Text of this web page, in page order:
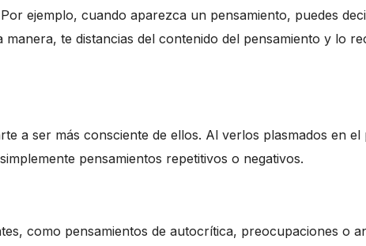
ejemplo, cuando aparezca un pensamiento, puedes
te distancias del contenido del pensamiento y lo
a ser más consciente de ellos. Al verlos plasmados en
pensamientos repetitivos o negativos.
como pensamientos de autocrítica, preocupaciones o